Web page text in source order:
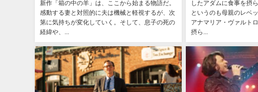
新作「箱の中の羊」は、ここから始まる物語だ。
感動する妻と対照的に夫は機械と軽視するが、次
第に気持ちが変化していく。そして、息子の死の
経緯や、...
したアダムに食事を摂
というのも母親のレベ
アナマリア・ヴァルト
摂ら...